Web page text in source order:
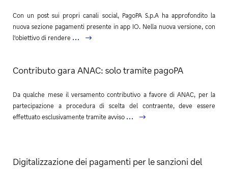
Con un post sui propri canali social, PagoPA S.p.A ha approfondito la
nuova sezione pagamenti presente in app IO. Nella nuova versione, con
l’obiettivo di rendere ...
Contributo gara ANAC: solo tramite pagoPA
Da qualche mese il versamento contributivo a favore di ANAC, per la
partecipazione a procedura di scelta del contraente, deve essere
effettuato esclusivamente tramite avviso ...
Digitalizzazione dei pagamenti per le sanzioni del